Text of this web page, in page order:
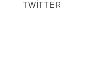
TWITTER